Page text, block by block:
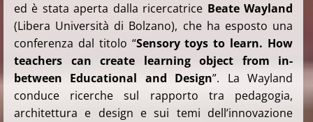
ed è stata aperta dalla ricercatrice Beate Wayland
(Libera Università di Bolzano), che ha esposto una
conferenza dal titolo “Sensory toys to learn. How
teachers can create learning object from in-
between Educational and Design”. La Wayland
conduce ricerche sul rapporto tra pedagogia,
architettura e design e sui temi dell’innovazione